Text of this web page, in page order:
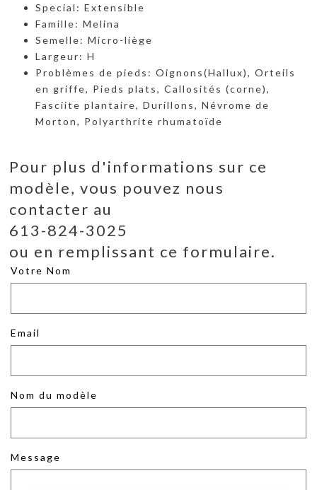
Special: Extensible
Famille: Melina
Semelle: Micro-liège
Largeur: H
Problèmes de pieds: Oignons(Hallux), Orteils
en griffe, Pieds plats, Callosités (corne),
Fasciite plantaire, Durillons, Névrome de
Morton, Polyarthrite rhumatoïde
Pour plus d'informations sur ce
modèle, vous pouvez nous
contacter au
613-824-3025
ou en remplissant ce formulaire.
Votre Nom
Email
Nom du modèle
Message